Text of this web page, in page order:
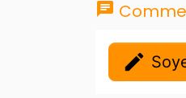
chat
edit